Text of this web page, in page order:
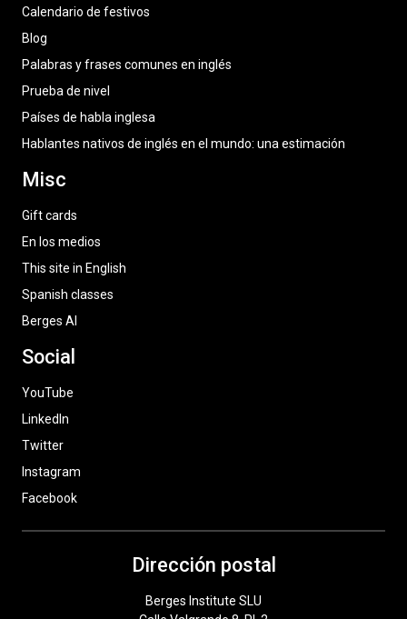
Calendario de festivos
Blog
Palabras y frases comunes en inglés
Prueba de nivel
Países de habla inglesa
Hablantes nativos de inglés en el mundo: una estimación
Misc
Gift cards
En los medios
This site in English
Spanish classes
Berges AI
Social
YouTube
LinkedIn
Twitter
Instagram
Facebook
Dirección postal
Berges Institute SLU